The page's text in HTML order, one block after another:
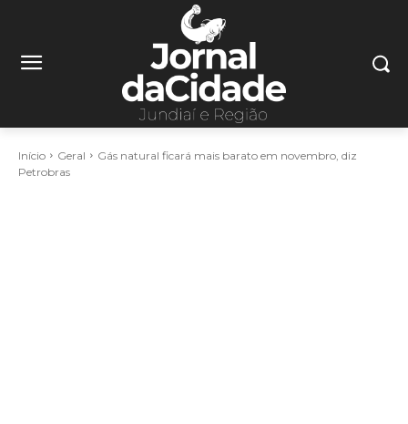
Início Geral
Gás natural ficará mais barato em novembro, diz
Petrobras